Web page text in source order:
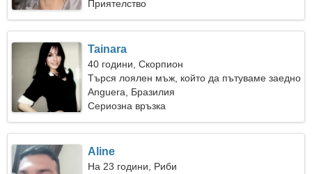
Приятелство
Tainara
40 години, Скорпион
Търся лоялен мъж, който да пътуваме заедно
Anguera, Бразилия
Сериозна връзка
Aline
На 23 години, Риби